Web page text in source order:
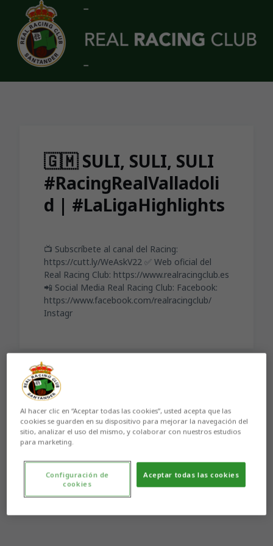
Skip to main content
🇬🇲 SULI, SULI, SULI
#RacingRealValladoli
d | #LaLigaHighlights
📺 Subscríbete al canal del Racing:
https://cutt.ly/WeAskV22 ✅ Web oficial del
Real Racing Club: https://www.realracingclub.es
📲 Social Media Real Racing Club: Facebook:
https://www.facebook.com/realracingclub/
Instagr
Aún no hay reacciones. ¡Sé el primero!
Al hacer clic en “Aceptar todas las cookies”, usted acepta que las
cookies se guarden en su dispositivo para mejorar la navegación del
sitio, analizar el uso del mismo, y colaborar con nuestros estudios
para marketing.
Aceptar todas las cookies
Configuración de
cookies